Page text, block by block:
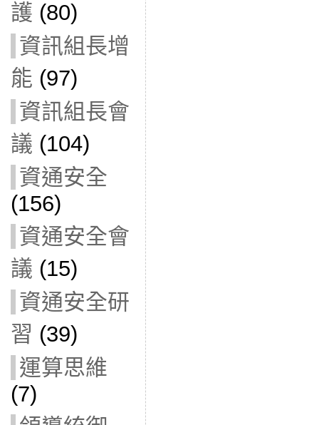
護 (80)
資訊組長增
能 (97)
資訊組長會
議 (104)
資通安全
(156)
資通安全會
議 (15)
資通安全研
習 (39)
運算思維
(7)